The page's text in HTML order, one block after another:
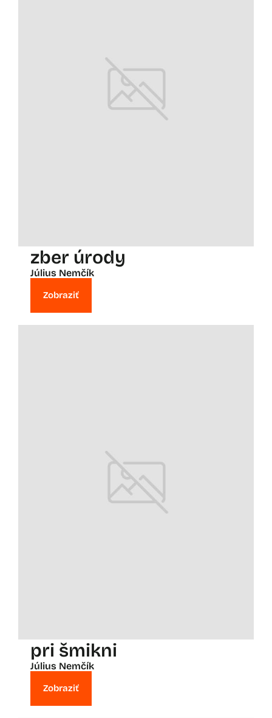
zber úrody
Július Nemčík
Zobraziť
pri šmikni
Július Nemčík
Zobraziť